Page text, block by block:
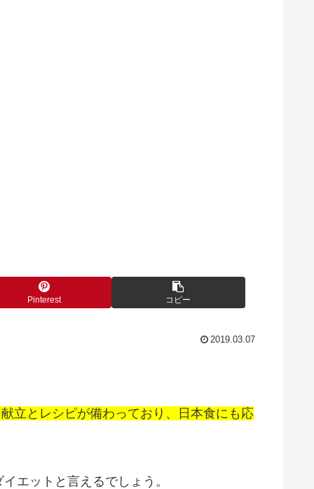
Pinterest コピー
2019.03.07
立とレシピが備わっており、日本食にも応
エットと言えるでしょう。